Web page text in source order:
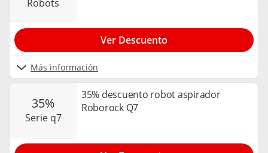
robots
Más información
Ver Descuento
35%
serie q7
35% descuento robot aspirador
Roborock Q7